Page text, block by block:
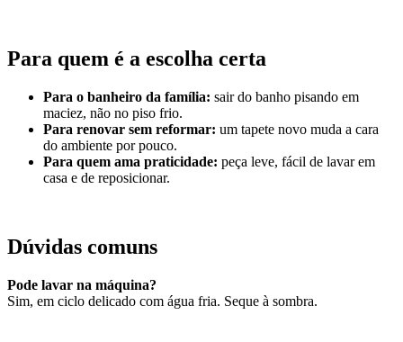
Para quem é a escolha certa
Para o banheiro da família: sair do banho pisando em
maciez, não no piso frio.
Para renovar sem reformar: um tapete novo muda a cara
do ambiente por pouco.
Para quem ama praticidade: peça leve, fácil de lavar em
casa e de reposicionar.
Dúvidas comuns
Pode lavar na máquina?
Sim, em ciclo delicado com água fria. Seque à sombra.